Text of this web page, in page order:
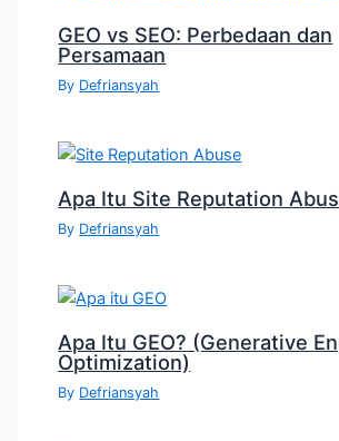
GEO vs SEO: Perbedaan dan
Persamaan
By Defriansyah
Apa Itu Site Reputation
By Defriansyah
Apa Itu GEO? (Generative
Optimization)
By Defriansyah